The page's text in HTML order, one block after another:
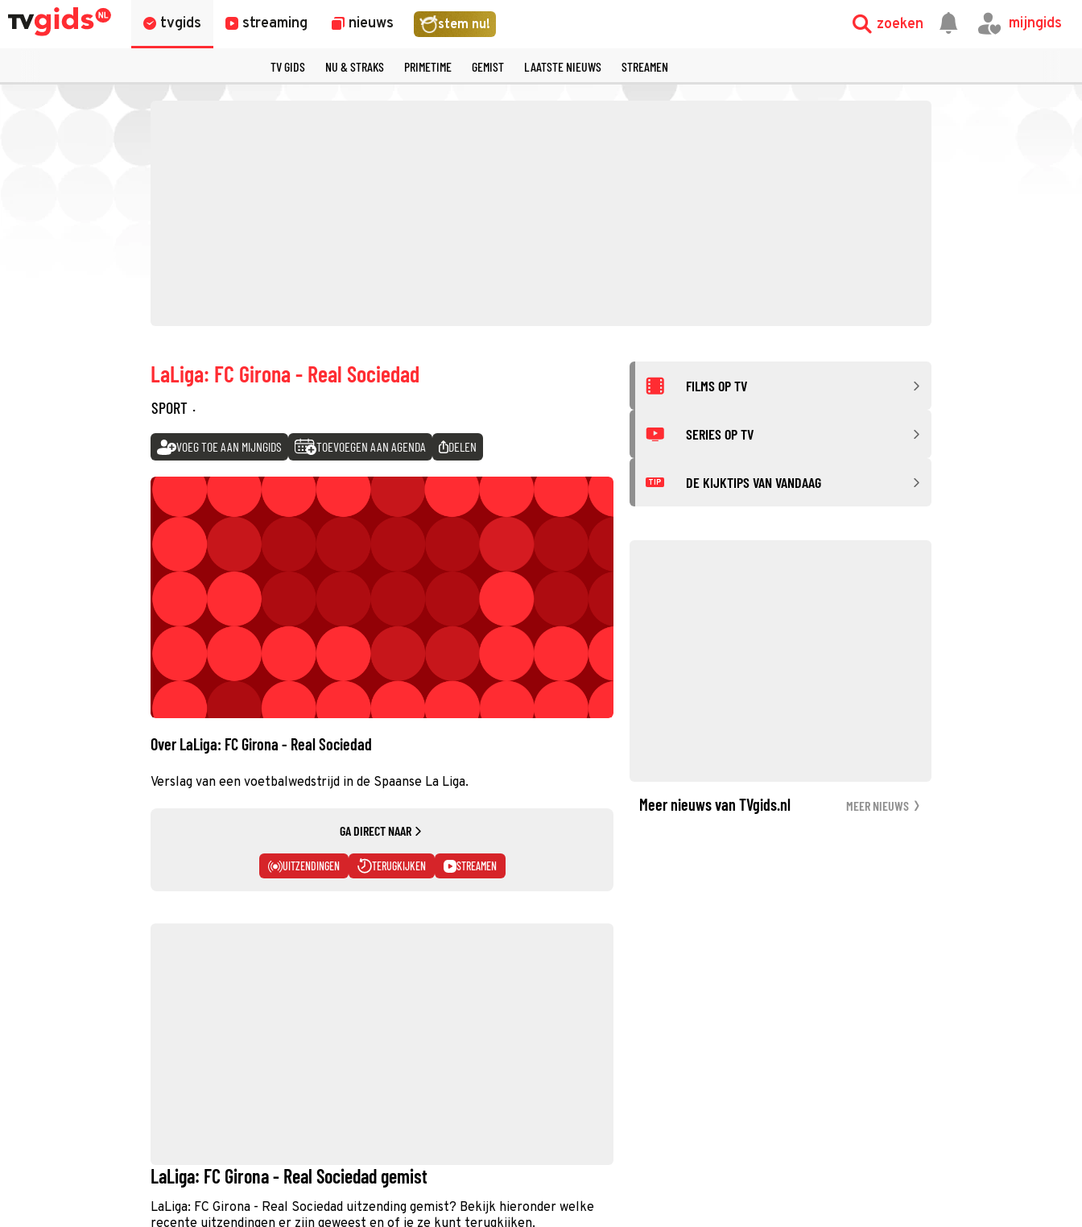
tvgids streaming nieuws stem nu! zoeken mijngids
TV GIDS NU & STRAKS PRIMETIME GEMIST LAATSTE NIEUWS STREAMEN
LaLiga: FC Girona - Real Sociedad
SPORT ·
VOEG TOE AAN MIJNGIDS TOEVOEGEN AAN AGENDA DELEN
Over LaLiga: FC Girona - Real Sociedad
Verslag van een voetbalwedstrijd in de Spaanse La Liga.
GA DIRECT NAAR
UITZENDINGEN TERUGKIJKEN STREAMEN
LaLiga: FC Girona - Real Sociedad gemist
LaLiga: FC Girona - Real Sociedad uitzending gemist? Bekijk hieronder welke
recente uitzendingen er zijn geweest en of je ze kunt terugkijken.
FILMS OP TV
SERIES OP TV
TIP DE KIJKTIPS VAN VANDAAG
Meer nieuws van TVgids.nl MEER NIEUWS